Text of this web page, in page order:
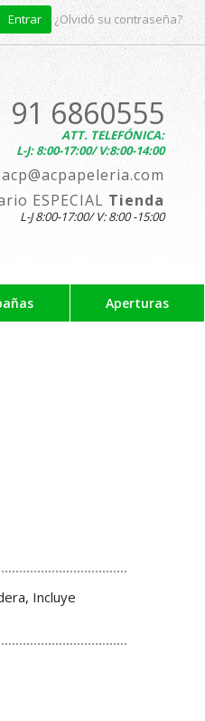
¿Olvidó su contraseña?
91 6860555
ATT. TELEFÓNICA:
L-J: 8:00-17:00/ V:8:00-14:00
acp@acpapeleria.com
ESPECIAL Tienda
L-J 8:00-17:00/ V: 8:00 -15:00
Aperturas
Incluye